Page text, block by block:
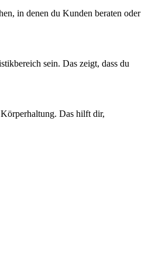
in denen du Kunden beraten oder
sein. Das zeigt, dass du
Das hilft dir,